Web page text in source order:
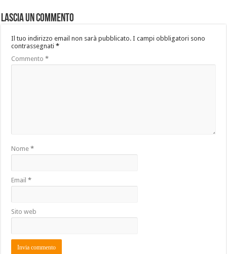
Lascia un commento
Il tuo indirizzo email non sarà pubblicato. I campi obbligatori sono
contrassegnati*
Commento*
Nome*
Email*
Sito web